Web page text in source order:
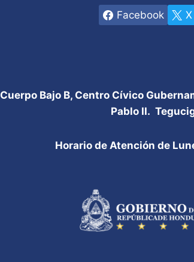
Facebook X
Cuerpo Bajo B, Centro Cívico
Pablo II.
Horario de Atención de